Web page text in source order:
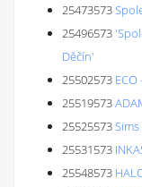
25473573
25496573
Děčín'
25502573
25519573
25525573
25531573
25548573